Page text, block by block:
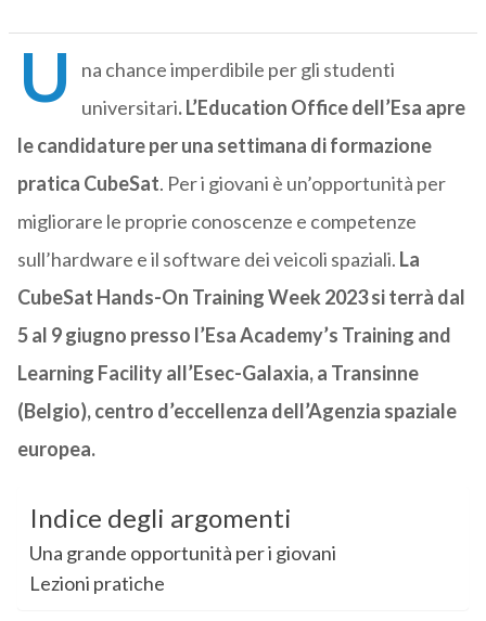
U
na chance imperdibile per gli studenti
universitari. L’Education Office dell’Esa apre
le candidature per una settimana di formazione
pratica CubeSat. Per i giovani è un’opportunità per
migliorare le proprie conoscenze e competenze
sull’hardware e il software dei veicoli spaziali. La
CubeSat Hands-On Training Week 2023 si terrà dal
5 al 9 giugno presso l’Esa Academy’s Training and
Learning Facility all’Esec-Galaxia, a Transinne
(Belgio), centro d’eccellenza dell’Agenzia spaziale
europea.
Indice degli argomenti
Una grande opportunità per i giovani
Lezioni pratiche